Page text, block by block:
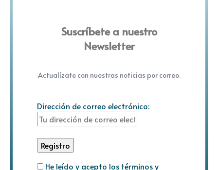
Suscríbete a nuestro
Newsletter
Actualízate con nuestras noticias por correo.
Dirección de correo electrónico:
He leído y acepto los términos y